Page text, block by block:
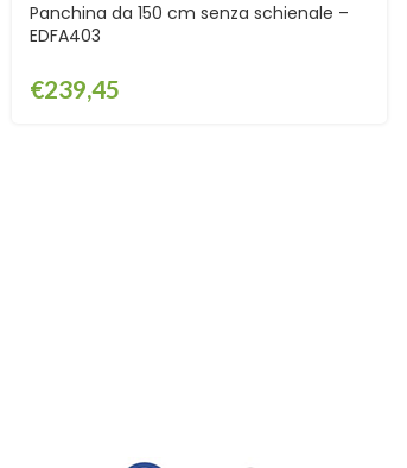
Panchina da 150 cm senza schienale –
EDFA403
€239,45